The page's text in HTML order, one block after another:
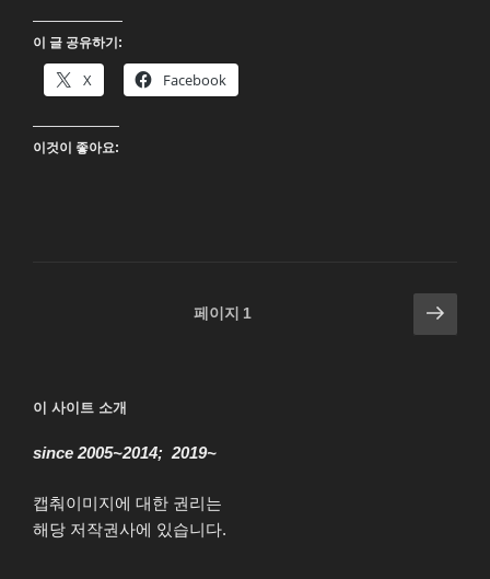
4K
UHD
Blu-
ray”
이 글 공유하기:
X Facebook
이것이 좋아요:
지
김
페이지 1
다
음
이 사이트 소개
since 2005~2014; 2019~
캡춰이미지에 대한 권리는
해당 저작권사에 있습니다.